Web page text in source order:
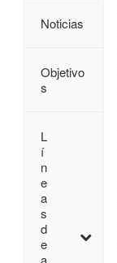
Noticias
Objetivo
s
L
í
n
e
a
s
d
e